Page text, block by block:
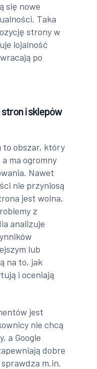
się nowe
Taka
strony w
lojalność
po
i sklepów
to obszar, który
ma ogromny
Nawet
nie przyniosą
jest wolna,
z
analizuje
lub
na to, jak
i oceniają
jest
nie chcą
a Google
dobre
m.in.